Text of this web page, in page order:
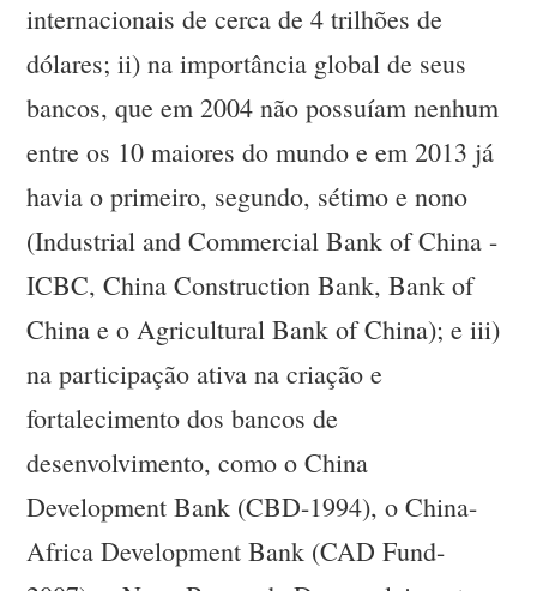
internacionais de cerca de 4 trilhões de
dólares; ii) na importância global de seus
bancos, que em 2004 não possuíam nenhum
entre os 10 maiores do mundo e em 2013 já
havia o primeiro, segundo, sétimo e nono
(Industrial and Commercial Bank of China -
ICBC, China Construction Bank, Bank of
China e o Agricultural Bank of China); e iii)
na participação ativa na criação e
fortalecimento dos bancos de
desenvolvimento, como o China
Development Bank (CBD-1994), o China-
Africa Development Bank (CAD Fund-